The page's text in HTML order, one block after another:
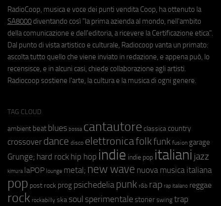
RadioCoop, musica e voce dei punti vendita Coop, ha ottenuto la
SA8000 diventando così "la prima azienda al mondo, nell'ambito
della comunicazione e dell'editoria, a ricevere la Certificazione etica".
Dal punto di vista artistico e culturale, Radiocoop vanta un primato:
ascolta tutto quello che viene inviato in redazione, e appena può, lo
recensisce, e in alcuni casi, chiede collaborazione agli artisti.
Radiocoop sostiene l'arte, la cultura e la musica di ogni genere.
TAG CLOUD
ambient beat blues bossa cantautore classica country
crossover dance disco elettronicafolkfunk fusion garage
Grunge; hard rock hip hop indie indie pop italiani jazz
kimura laPOP lounge metal; new wave nuova musica italiana
pop post rock prog psichedeliapunk r&b rap rap italiano reggae
rock rockabilly ska soul sperimentale stoner swing trap